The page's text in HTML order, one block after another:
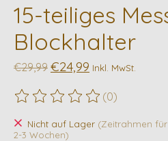
15-teiliges
Blockhalter
€29,99 €24,99 Inkl. MwSt.
Die Bewertung dieses
(0)
Nicht auf Lager (Zeitrahmen
2-3 Wochen)